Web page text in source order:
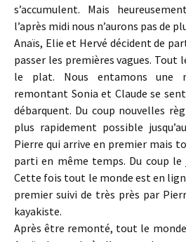
s’accumulent. Mais
l’après midi nous n’aurons pas de
Anaïs, Elie et Hervé décident de
passer les premières vagues. Tout
le plat. Nous entamons une
remontant Sonia et Claude se
débarquent. Du coup nouvelles
plus rapidement possible
Pierre qui arrive en premier mais
parti en même temps. Du coup le
Cette fois tout le monde est en
premier suivi de très près par
kayakiste.
Après être remonté, tout le